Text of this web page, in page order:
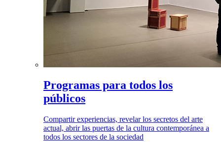
Programas para todos los
públicos
Compartir experiencias, revelar los secretos del arte
actual, abrir las puertas de la cultura contemporánea a
todos los sectores de la sociedad